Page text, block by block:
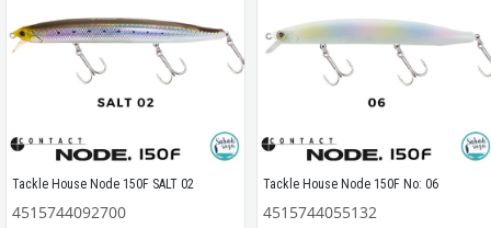
Tackle House Node 150F SALT 02
4515744092700
Tackle House Node 150F No: 06
4515744055132